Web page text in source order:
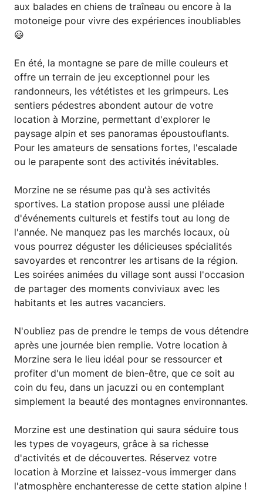
aux balades en chiens de traîneau ou encore à la
motoneige pour vivre des expériences inoubliables
😃
En été, la montagne se pare de mille couleurs et
offre un terrain de jeu exceptionnel pour les
randonneurs, les vététistes et les grimpeurs. Les
sentiers pédestres abondent autour de votre
location à Morzine, permettant d'explorer le
paysage alpin et ses panoramas époustouflants.
Pour les amateurs de sensations fortes, l'escalade
ou le parapente sont des activités inévitables.
Morzine ne se résume pas qu'à ses activités
sportives. La station propose aussi une pléiade
d'événements culturels et festifs tout au long de
l'année. Ne manquez pas les marchés locaux, où
vous pourrez déguster les délicieuses spécialités
savoyardes et rencontrer les artisans de la région.
Les soirées animées du village sont aussi l'occasion
de partager des moments conviviaux avec les
habitants et les autres vacanciers.
N'oubliez pas de prendre le temps de vous détendre
après une journée bien remplie. Votre location à
Morzine sera le lieu idéal pour se ressourcer et
profiter d'un moment de bien-être, que ce soit au
coin du feu, dans un jacuzzi ou en contemplant
simplement la beauté des montagnes environnantes.
Morzine est une destination qui saura séduire tous
les types de voyageurs, grâce à sa richesse
d'activités et de découvertes. Réservez votre
location à Morzine et laissez-vous immerger dans
l'atmosphère enchanteresse de cette station alpine !